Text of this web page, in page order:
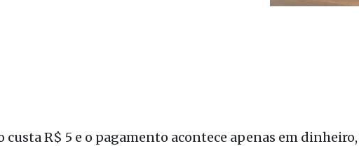
custa R$ 5 e o pagamento acontece apenas em